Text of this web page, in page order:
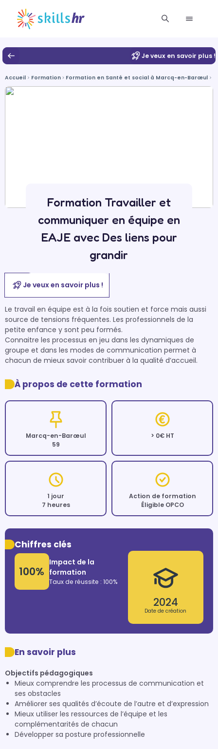
Je veux en savoir plus !
Accueil Formation Formation en Santé et social à Marcq-en-Barœul
Formation Travailler et
communiquer en équipe en
EAJE avec Des liens pour
grandir
Je veux en savoir plus !
Le travail en équipe est à la fois soutien et force mais aussi
source de tensions fréquentes. Les professionnels de la
petite enfance y sont peu formés.
Connaitre les processus en jeu dans les dynamiques de
groupe et dans les modes de communication permet à
chacun de mieux savoir contribuer à la qualité d’accueil.
À propos de cette formation
Marcq-en-Barœul
59
> 0€ HT
1 jour
7 heures
Action de formation
Éligible OPCO
Chiffres clés
100%
Impact de la
formation
Taux de réussite : 100%
2024
Date de création
En savoir plus
Objectifs pédagogiques
Mieux comprendre les processus de communication et
ses obstacles
Améliorer ses qualités d’écoute de l’autre et d’expression
Mieux utiliser les ressources de l’équipe et les
complémentarités de chacun
Développer sa posture professionnelle